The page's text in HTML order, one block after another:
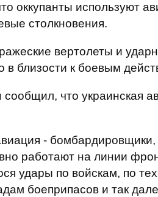
оккупанты используют
столкновения.
вертолеты и
в близости к боевым
что украинская
-
работают на линии
удары по войскам, по
боеприпасов и так